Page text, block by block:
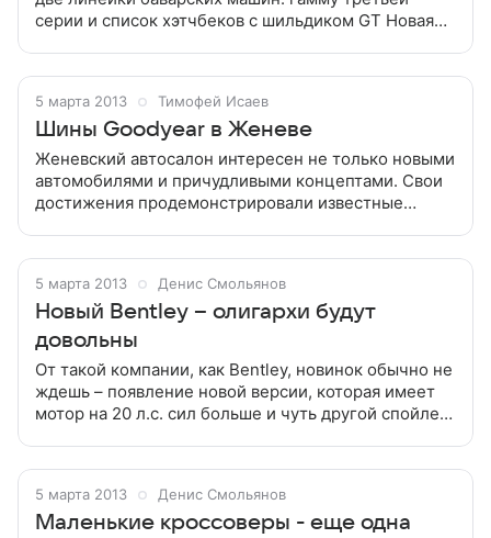
серии и список хэтчбеков с шильдиком GT Новая
5 марта 2013 Тимофей Исаев
Шины Goodyear в Женеве
Женевский автосалон интересен не только новыми
автомобилями и причудливыми концептами. Свои
достижения продемонстрировали известные
5 марта 2013 Денис Смольянов
Новый Bentley – олигархи будут
довольны
От такой компании, как Bentley, новинок обычно не
ждешь – появление новой версии, которая имеет
мотор на 20 л.с. сил больше и чуть другой спойлер
5 марта 2013 Денис Смольянов
Маленькие кроссоверы - еще одна